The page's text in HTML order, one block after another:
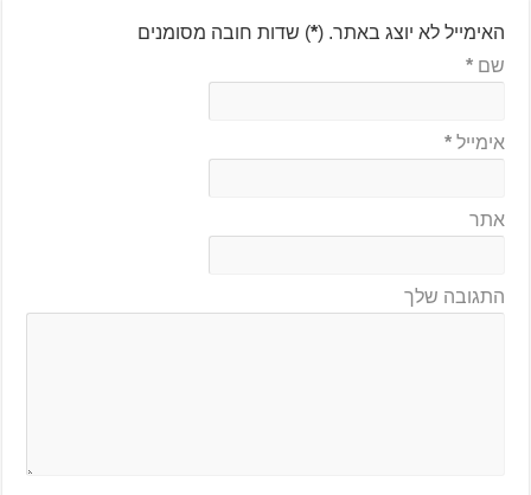
האימייל לא יוצג באתר. (
*) שדות חובה מסומנים
שם*
אימייל*
אתר
התגובה שלך